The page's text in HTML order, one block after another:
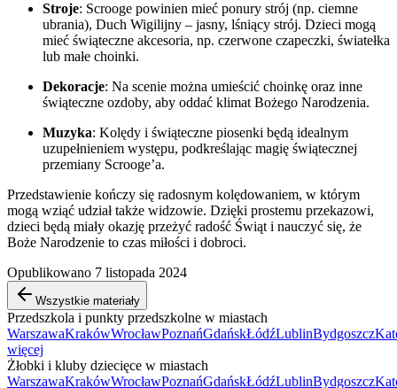
Stroje: Scrooge powinien mieć ponury strój (np. ciemne
ubrania), Duch Wigilijny – jasny, lśniący strój. Dzieci mogą
mieć świąteczne akcesoria, np. czerwone czapeczki, światełka
lub małe choinki.
Dekoracje: Na scenie można umieścić choinkę oraz inne
świąteczne ozdoby, aby oddać klimat Bożego Narodzenia.
Muzyka: Kolędy i świąteczne piosenki będą idealnym
uzupełnieniem występu, podkreślając magię świątecznej
przemiany Scrooge’a.
Przedstawienie kończy się radosnym kolędowaniem, w którym
mogą wziąć udział także widzowie. Dzięki prostemu przekazowi,
dzieci będą miały okazję przeżyć radość Świąt i nauczyć się, że
Boże Narodzenie to czas miłości i dobroci.
Opublikowano 7 listopada 2024
Wszystkie materiały
Przedszkola i punkty przedszkolne w miastach
WarszawaKrakówWrocławPoznańGdańskŁódźLublinBydgoszcz
więcej
Żłobki i kluby dziecięce w miastach
WarszawaKrakówWrocławPoznańGdańskŁódźLublinBydgoszcz